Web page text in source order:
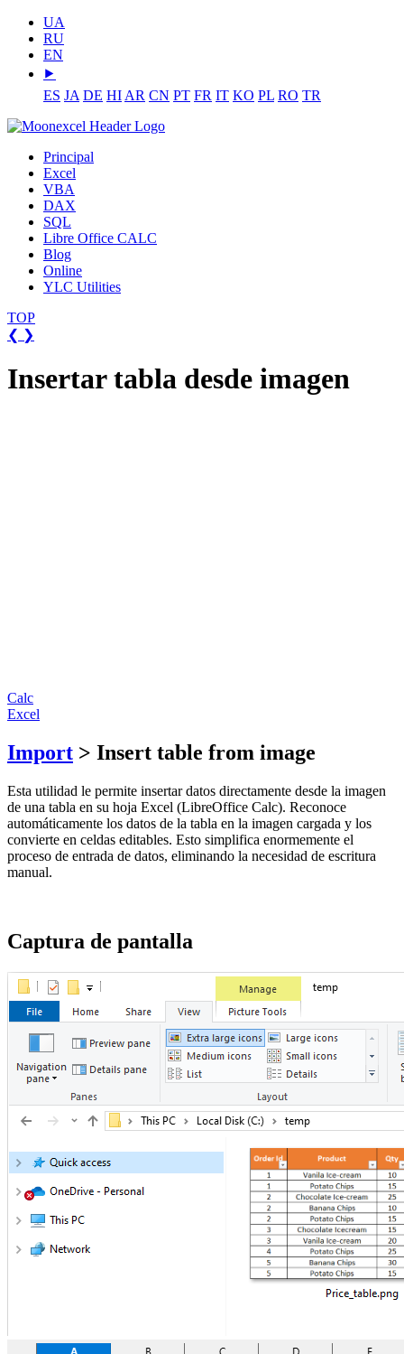
UA
RU
EN
⯈
ES JA DE HI AR CN PT FR IT KO PL RO TR
Principal
Excel
VBA
DAX
SQL
Libre Office CALC
Blog
Online
YLC Utilities
TOP
❮ ❯
Insertar tabla desde imagen
Calc
Excel
Import > Insert table from image
Esta utilidad le permite insertar datos directamente desde la imagen
de una tabla en su hoja Excel (LibreOffice Calc). Reconoce
automáticamente los datos de la tabla en la imagen cargada y los
convierte en celdas editables. Esto simplifica enormemente el
proceso de entrada de datos, eliminando la necesidad de escritura
manual.
Captura de pantalla